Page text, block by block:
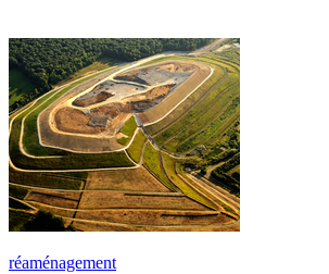
réaménagement